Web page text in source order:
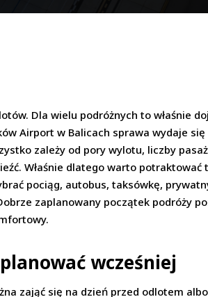
Dla wielu podróżnych to właśnie
Airport w Balicach sprawa wydaje
zależy od pory wylotu, liczby
Właśnie dlatego warto
pociąg, autobus, taksówkę,
zaplanowany początek podróży
wcześniej
zająć się na dzień przed odlotem